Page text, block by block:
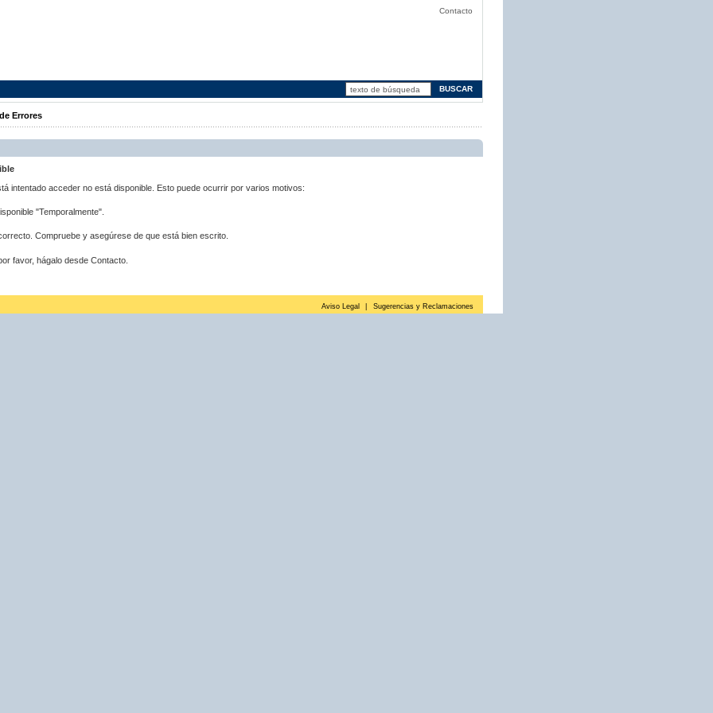
Contacto
Errores
intentado acceder no está disponible. Esto puede ocurrir por varios motivos:
"Temporalmente".
Compruebe y asegúrese de que está bien escrito.
favor, hágalo desde Contacto.
Aviso Legal Sugerencias y Reclamaciones